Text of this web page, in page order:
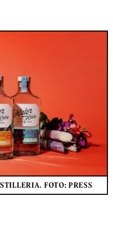
FOTO: PRESS